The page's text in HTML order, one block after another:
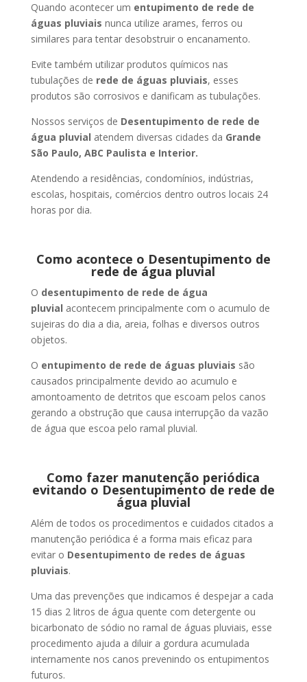
Quando acontecer um entupimento de rede de
águas pluviais nunca utilize arames, ferros ou
similares para tentar desobstruir o encanamento.
Evite também utilizar produtos químicos nas
tubulações de rede de águas pluviais, esses
produtos são corrosivos e danificam as tubulações.
Nossos serviços de Desentupimento de rede de
água pluvial atendem diversas cidades da Grande
São Paulo, ABC Paulista e Interior.
Atendendo a residências, condomínios, indústrias,
escolas, hospitais, comércios dentro outros locais 24
horas por dia.
Como acontece o Desentupimento de
rede de água pluvial
O desentupimento de rede de água
pluvial acontecem principalmente com o acumulo de
sujeiras do dia a dia, areia, folhas e diversos outros
objetos.
O entupimento de rede de águas pluviais são
causados principalmente devido ao acumulo e
amontoamento de detritos que escoam pelos canos
gerando a obstrução que causa interrupção da vazão
de água que escoa pelo ramal pluvial.
Como fazer manutenção periódica
evitando o Desentupimento de rede de
água pluvial
Além de todos os procedimentos e cuidados citados a
manutenção periódica é a forma mais eficaz para
evitar o Desentupimento de redes de águas
pluviais.
Uma das prevenções que indicamos é despejar a cada
15 dias 2 litros de água quente com detergente ou
bicarbonato de sódio no ramal de águas pluviais, esse
procedimento ajuda a diluir a gordura acumulada
internamente nos canos prevenindo os entupimentos
futuros.